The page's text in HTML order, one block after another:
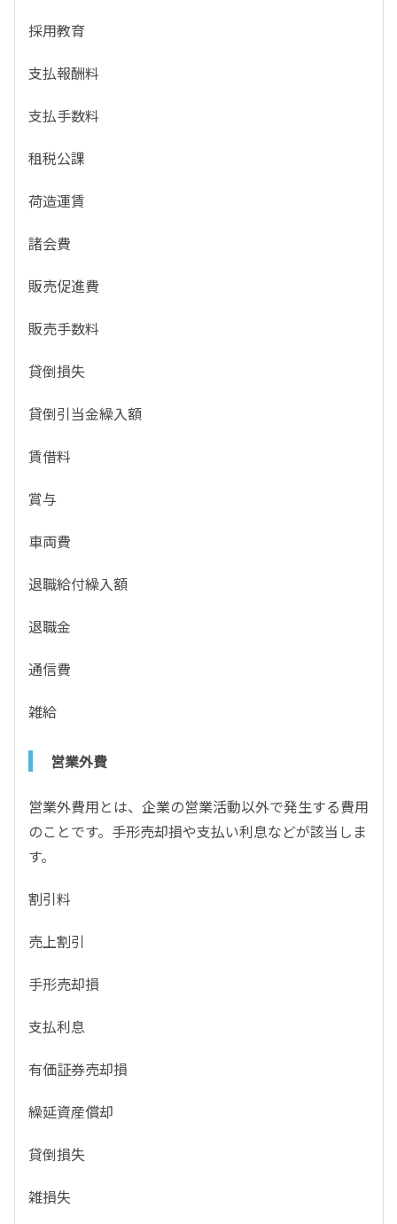
採用教育
支払報酬料
支払手数料
租税公課
荷造運賃
諸会費
販売促進費
販売手数料
貸倒損失
貸倒引当金繰入額
賃借料
賞与
車両費
退職給付繰入額
退職金
通信費
雑給
営業外費
営業外費用とは、企業の営業活動以外で発生する費用
のことです。手形売却損や支払い利息などが該当しま
す。
割引料
売上割引
手形売却損
支払利息
有価証券売却損
繰延資産償却
貸倒損失
雑損失